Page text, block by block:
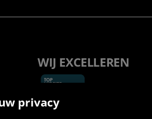
WIJ EXCELLEREN
privacy